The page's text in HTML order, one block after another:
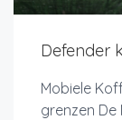
Defender
Mobiele
grenzen De